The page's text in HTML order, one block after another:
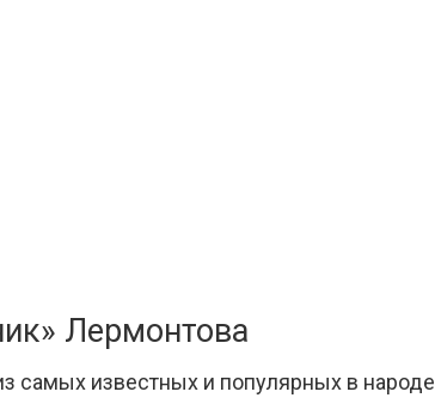
Лермонтова
самых известных и популярных в народе